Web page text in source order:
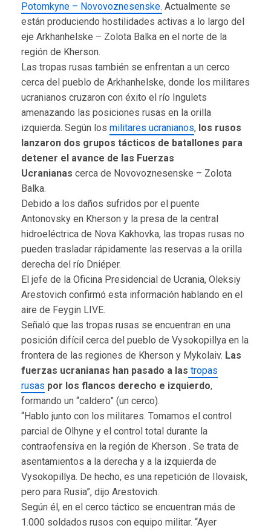
Potomkyne – Novovoznesenske. Actualmente se
están produciendo hostilidades activas a lo largo del
eje Arkhanhelske – Zolota Balka en el norte de la
región de Kherson.
Las tropas rusas también se enfrentan a un cerco
cerca del pueblo de Arkhanhelske, donde los militares
ucranianos cruzaron con éxito el río Ingulets
amenazando las posiciones rusas en la orilla
izquierda. Según los militares ucranianos, los rusos
lanzaron dos grupos tácticos de batallones para
detener el avance de las Fuerzas
Ucranianas cerca de Novovoznesenske – Zolota
Balka.
Debido a los daños sufridos por el puente
Antonovsky en Kherson y la presa de la central
hidroeléctrica de Nova Kakhovka, las tropas rusas no
pueden trasladar rápidamente las reservas a la orilla
derecha del río Dniéper.
El jefe de la Oficina Presidencial de Ucrania, Oleksiy
Arestovich confirmó esta información hablando en el
aire de Feygin LIVE.
Señaló que las tropas rusas se encuentran en una
posición difícil cerca del pueblo de Vysokopillya en la
frontera de las regiones de Kherson y Mykolaiv. Las
fuerzas ucranianas han pasado a las tropas
rusas por los flancos derecho e izquierdo,
formando un “caldero” (un cerco).
“Hablo junto con los militares. Tomamos el control
parcial de Olhyne y el control total durante la
contraofensiva en la región de Kherson . Se trata de
asentamientos a la derecha y a la izquierda de
Vysokopillya. De hecho, es una repetición de Ilovaisk,
pero para Rusia”, dijo Arestovich.
Según él, en el cerco táctico se encuentran más de
1.000 soldados rusos con equipo militar. “Ayer